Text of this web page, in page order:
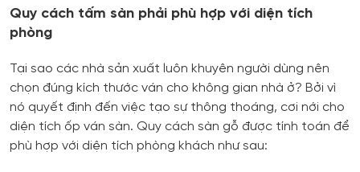
Quy cách tấm sàn phải phù hợp với diện tích
phòng
Tại sao các nhà sản xuất luôn khuyên người dùng nên
chọn đúng kích thước ván cho không gian nhà ở? Bởi vì
nó quyết định đến việc tạo sự thông thoáng, cơi nới cho
diện tích ốp ván sàn. Quy cách sàn gỗ được tính toán để
phù hợp với diện tích phòng khách như sau: